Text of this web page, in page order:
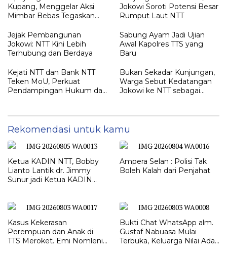
Kupang, Menggelar Aksi
Mimbar Bebas Tegaskan
Gelar “RAJA TIMOR”
Kepada JOKO WIDODO
Jokowi Soroti Potensi Besar
Rumput Laut NTT
Jejak Pembangunan
Jokowi: NTT Kini Lebih
Terhubung dan Berdaya
Sabung Ayam Jadi Ujian
Awal Kapolres TTS yang
Baru
Kejati NTT dan Bank NTT
Teken MoU, Perkuat
Pendampingan Hukum dan
Bukan Sekadar Kunjungan,
Warga Sebut Kedatangan
Jokowi ke NTT sebagai
Rekomendasi untuk kamu
Ketua KADIN NTT, Bobby
Lianto Lantik dr. Jimmy
Sunur jadi Ketua KADIN
Ampera Selan : Polisi Tak
Boleh Kalah dari Penjahat
Kasus Kekerasan
Perempuan dan Anak di
TTS Meroket. Emi Nomleni :
Bukti Chat WhatsApp alm.
Gustaf Nabuasa Mulai
Terbuka, Keluarga Nilai Ada